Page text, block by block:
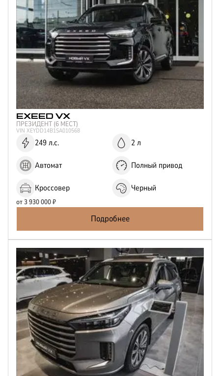
EXEED VX
ПРЕЗИДЕНТ (6 МЕСТ)
VIN XEYDD14B1SA010568
249 л.с. 2 л
Автомат Полный привод
Кроссовер Черный
от3 930 000₽
Подробнее